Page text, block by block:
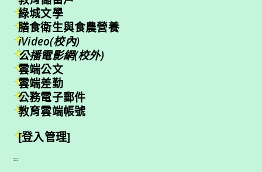
綠城文學
膳食衛生與食農營養
iVideo(校內)
公播電影網(校外)
雲端公文
雲端差勤
公務電子郵件
教育雲端帳號
[登入管理]
:::